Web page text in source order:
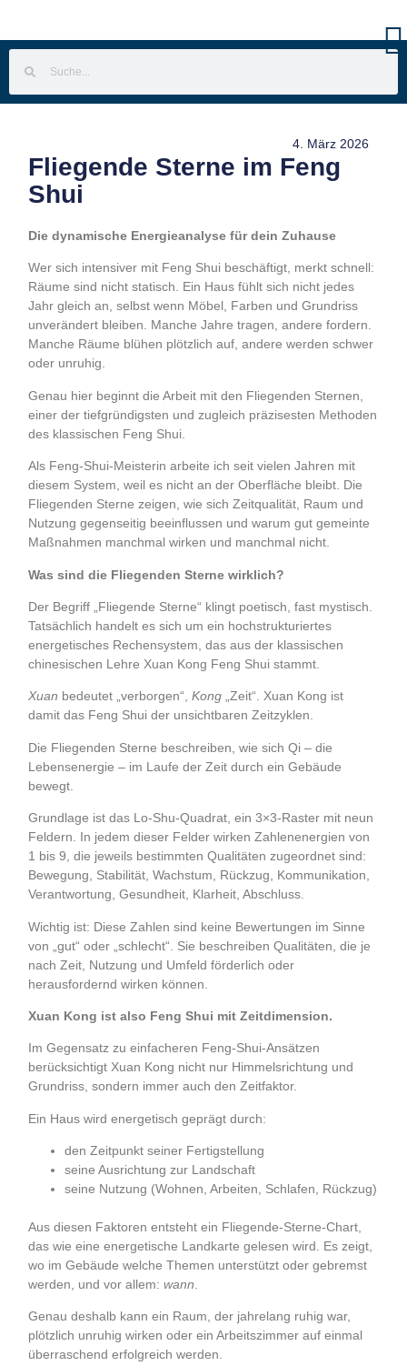
4. März 2026
Fliegende Sterne im Feng
Shui
Die dynamische Energieanalyse für dein Zuhause
Wer sich intensiver mit Feng Shui beschäftigt, merkt schnell:
Räume sind nicht statisch. Ein Haus fühlt sich nicht jedes
Jahr gleich an, selbst wenn Möbel, Farben und Grundriss
unverändert bleiben. Manche Jahre tragen, andere fordern.
Manche Räume blühen plötzlich auf, andere werden schwer
oder unruhig.
Genau hier beginnt die Arbeit mit den Fliegenden Sternen,
einer der tiefgründigsten und zugleich präzisesten Methoden
des klassischen Feng Shui.
Als Feng-Shui-Meisterin arbeite ich seit vielen Jahren mit
diesem System, weil es nicht an der Oberfläche bleibt. Die
Fliegenden Sterne zeigen, wie sich Zeitqualität, Raum und
Nutzung gegenseitig beeinflussen und warum gut gemeinte
Maßnahmen manchmal wirken und manchmal nicht.
Was sind die Fliegenden Sterne wirklich?
Der Begriff „Fliegende Sterne“ klingt poetisch, fast mystisch.
Tatsächlich handelt es sich um ein hochstrukturiertes
energetisches Rechensystem, das aus der klassischen
chinesischen Lehre Xuan Kong Feng Shui stammt.
Xuan bedeutet „verborgen“,Kong „Zeit“. Xuan Kong ist
damit das Feng Shui der unsichtbaren Zeitzyklen.
Die Fliegenden Sterne beschreiben, wie sich Qi – die
Lebensenergie – im Laufe der Zeit durch ein Gebäude
bewegt.
Grundlage ist das Lo-Shu-Quadrat, ein 3×3-Raster mit neun
Feldern. In jedem dieser Felder wirken Zahlenenergien von
1 bis 9, die jeweils bestimmten Qualitäten zugeordnet sind:
Bewegung, Stabilität, Wachstum, Rückzug, Kommunikation,
Verantwortung, Gesundheit, Klarheit, Abschluss.
Wichtig ist: Diese Zahlen sind keine Bewertungen im Sinne
von „gut“ oder „schlecht“. Sie beschreiben Qualitäten, die je
nach Zeit, Nutzung und Umfeld förderlich oder
herausfordernd wirken können.
Xuan Kong ist also Feng Shui mit Zeitdimension.
Im Gegensatz zu einfacheren Feng-Shui-Ansätzen
berücksichtigt Xuan Kong nicht nur Himmelsrichtung und
Grundriss, sondern immer auch den Zeitfaktor.
Ein Haus wird energetisch geprägt durch:
den Zeitpunkt seiner Fertigstellung
seine Ausrichtung zur Landschaft
seine Nutzung (Wohnen, Arbeiten, Schlafen, Rückzug)
Aus diesen Faktoren entsteht ein Fliegende-Sterne-Chart,
das wie eine energetische Landkarte gelesen wird. Es zeigt,
wo im Gebäude welche Themen unterstützt oder gebremst
werden, und vor allem:wann
Genau deshalb kann ein Raum, der jahrelang ruhig war,
plötzlich unruhig wirken oder ein Arbeitszimmer auf einmal
überraschend erfolgreich werden.